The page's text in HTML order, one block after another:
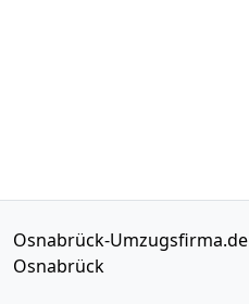
Osnabrück-Umzugsfirma.de
Osnabrück